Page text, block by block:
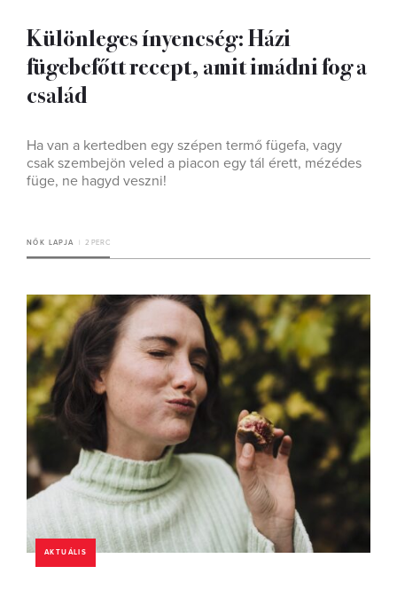
Különleges ínyencség: Házi
fügebefőtt recept, amit imádni fog a
család
Ha van a kertedben egy szépen termő fügefa, vagy
csak szembejön veled a piacon egy tál érett, mézédes
füge, ne hagyd veszni!
NŐK LAPJA 2 PERC
AKTUÁLIS